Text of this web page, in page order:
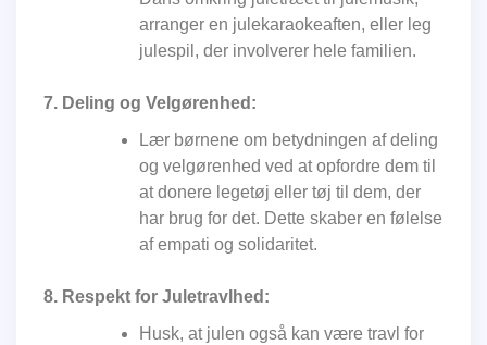
arranger en julekaraokeaften, eller leg
julespil, der involverer hele familien.
7. Deling og Velgørenhed:
Lær børnene om betydningen af deling
og velgørenhed ved at opfordre dem til
at donere legetøj eller tøj til dem, der
har brug for det. Dette skaber en følelse
af empati og solidaritet.
8. Respekt for Juletravlhed:
Husk, at julen også kan være travl for